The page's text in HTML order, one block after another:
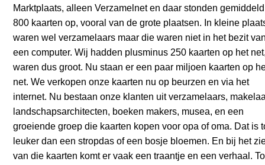
Marktplaats, alleen Verzamelnet en daar stonden gemiddeld
800 kaarten op, vooral van de grote plaatsen. In kleine
waren wel verzamelaars maar die waren niet in het bezit
een computer. Wij hadden plusminus 250 kaarten op het
waren dus groot. Nu staan er een paar miljoen kaarten op
net. We verkopen onze kaarten nu op beurzen en via het
internet. Nu bestaan onze klanten uit verzamelaars,
landschapsarchitecten, boeken makers, musea, en een
groeiende groep die kaarten kopen voor opa of oma. Dat is
leuker dan een stropdas of een bosje bloemen. En bij het
van die kaarten komt er vaak een traantje en een verhaal.